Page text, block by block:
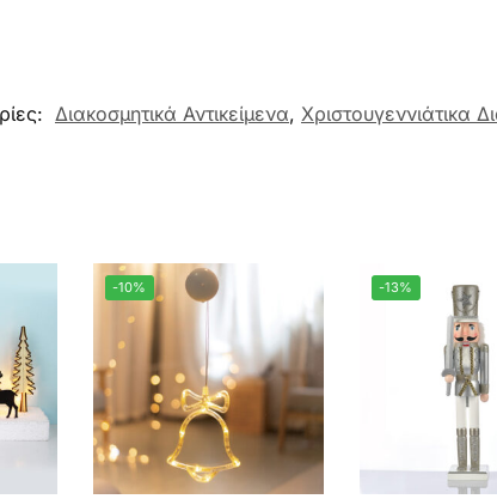
Διακοσμητικά Αντικείμενα, Χριστουγεννιάτικα
-10% -13%